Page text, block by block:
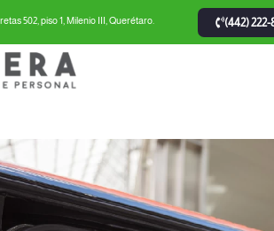
502, piso 1, Milenio III, Querétaro. (442) 222-